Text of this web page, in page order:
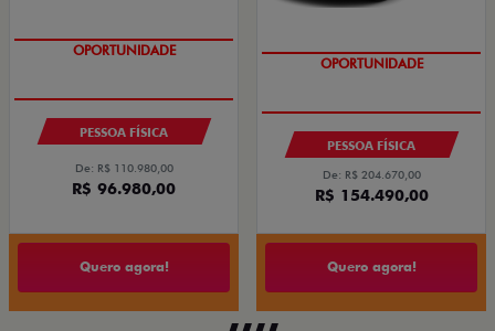
OPORTUNIDADE
PESSOA FÍSICA
De: R$ 110.980,00
R$ 96.980,00
Quero agora!
OPORTUNIDADE
PESSOA FÍSICA
De: R$ 204.670,00
R$ 154.490,00
Quero agora!